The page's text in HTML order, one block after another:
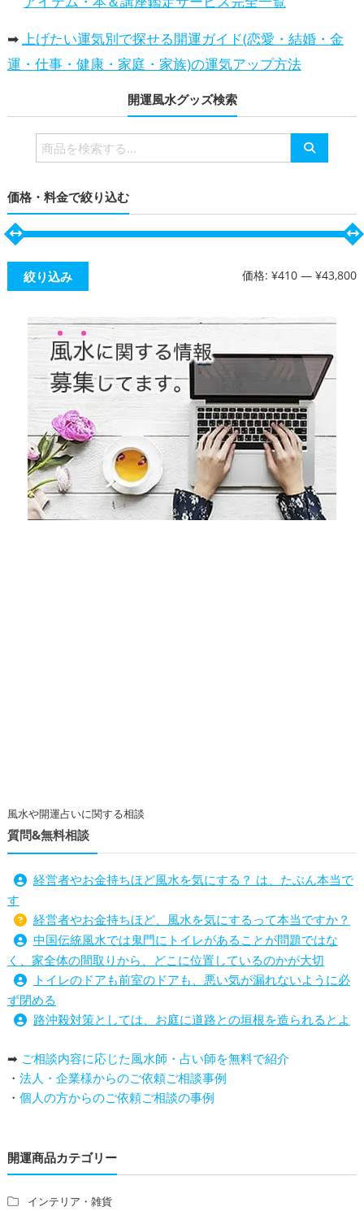
➡上げたい運気別で探せる開運ガイド(恋愛・結婚・金
運・仕事・健康・家庭・家族)の運気アップ方法
開運風水グッズ検索
検
索
象:
価格・料金で絞り込む
絞り込み 価格:¥410 —¥43,800
風水や開運占いに関する相談
質問&無料相談
経営者やお金持ちほど風水を気にする？ は、たぶん本当で
す
経営者やお金持ちほど、風水を気にするって本当ですか？
中国伝統風水では鬼門にトイレがあることが問題ではな
く、家全体の間取りから、どこに位置しているのかが大切
トイレのドアも前室のドアも、悪い気が漏れないように必
ず閉める
路沖殺対策としては、お庭に道路との垣根を造られるとよ
庭を広げると路沖殺（ろちゅうさつ）は防げますか？
トイレ前室のドアの開け閉めについて
増築して家相の中心軸が変わると、鬼門の方角にあるトイ
占い師さんは、幽霊を見たことがありますか？
家相風水の診断・鑑定料金や相場について
家相・風水の鑑定料金の相場が知りたい。
➡ ご相談内容に応じた風水師・占い師を無料で紹介
・ 法人・企業様からのご依頼ご相談事例
・ 個人の方からのご依頼ご相談の事例
開運商品カテゴリー
インテリア・雑貨